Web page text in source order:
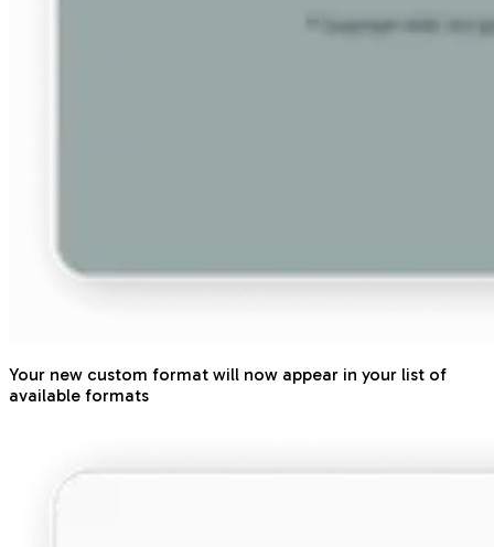
Your new custom format will now appear in your list of
available formats